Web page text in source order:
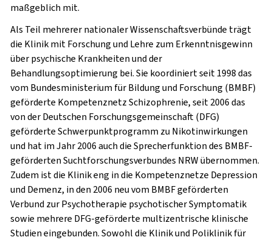
maßgeblich mit.
Als Teil mehrerer nationaler Wissenschaftsverbünde trägt
die Klinik mit Forschung und Lehre zum Erkenntnisgewinn
über psychische Krankheiten und der
Behandlungsoptimierung bei. Sie koordiniert seit 1998 das
vom Bundesministerium für Bildung und Forschung (BMBF)
geförderte Kompetenznetz Schizophrenie, seit 2006 das
von der Deutschen Forschungsgemeinschaft (DFG)
geförderte Schwerpunktprogramm zu Nikotinwirkungen
und hat im Jahr 2006 auch die Sprecherfunktion des BMBF-
geförderten Suchtforschungsverbundes NRW übernommen.
Zudem ist die Klinik eng in die Kompetenznetze Depression
und Demenz, in den 2006 neu vom BMBF geförderten
Verbund zur Psychotherapie psychotischer Symptomatik
sowie mehrere DFG-geförderte multizentrische klinische
Studien eingebunden. Sowohl die Klinik und Poliklinik für